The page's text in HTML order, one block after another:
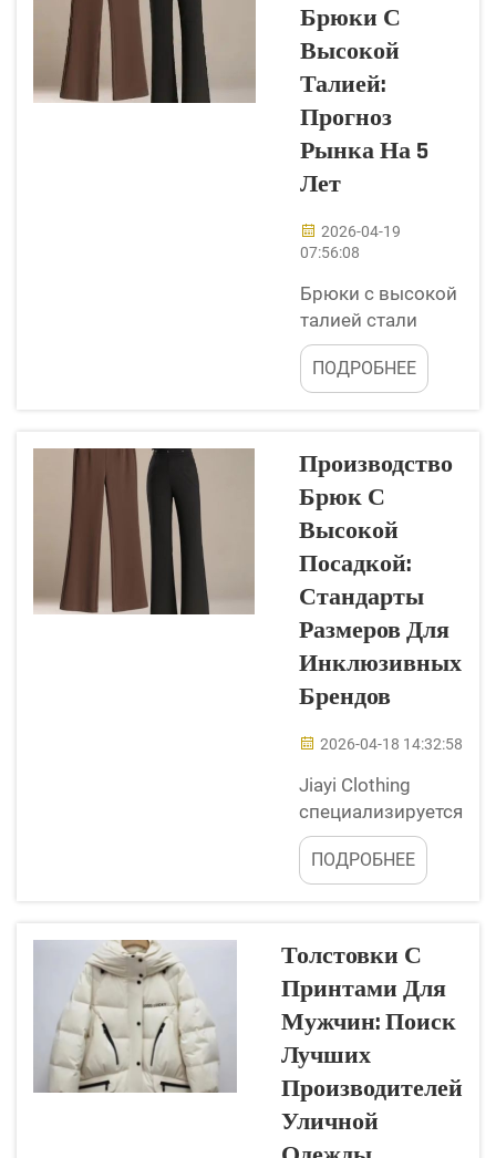
понимаем,
насколько важно
выбирать куртки,
тепло и выглядят
стильно. Один из
ключевых
который следует
обратить внимание,
— это степень
пуховости.
Показатель степени
пуховости
отражает,
Брюки С
Высокой
Талией:
Прогноз
Рынка На 5
Лет
2026-04-19
07:56:08
Брюки с высокой
талией стали
чрезвычайно
популярными
среди многих
дни. Они
остаются в моде
уже много лет, и
не похоже, что
скоро исчезнут.
Такой фасон брюк
визуально делает
фигуру выше и
придаёт особую
элегантность.
ПОДРОБНЕЕ
Производство
Брюк С
Высокой
Посадкой:
Стандарты
Размеров Для
Инклюзивных
Брендов
2026-04-18 14:32:58
Jiayi Clothing
специализируется
на производстве
брюк с высокой
посадкой,
каждому. Эти
пользуются
большой
популярностью,
поскольку
выглядят стильно
и при этом
ПОДРОБНЕЕ
Толстовки С
Принтами Для
Мужчин: Поиск
Лучших
Производителей
Уличной